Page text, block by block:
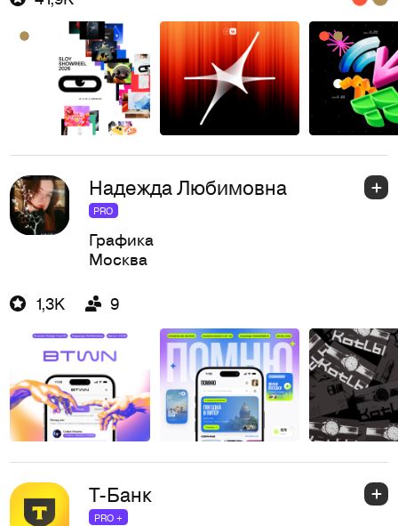
Надежда Любимовна
PRO
Графика
Москва
1,3K 9
Т-Банк
PRO +